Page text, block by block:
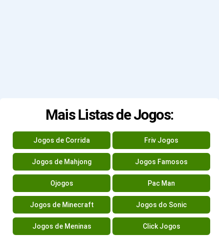
Mais Listas de Jogos:
Jogos de Corrida Friv Jogos
Jogos de Mahjong Jogos Famosos
Ojogos Pac Man
Jogos de Minecraft Jogos do Sonic
Jogos de Meninas Click Jogos